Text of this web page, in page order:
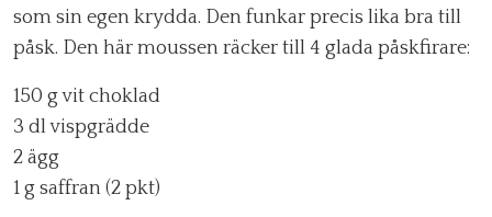
som sin egen krydda. Den funkar precis lika bra till
påsk. Den här moussen räcker till 4 glada påskfirare:
150 g vit choklad
3 dl vispgrädde
2 ägg
1 g saffran (2 pkt)